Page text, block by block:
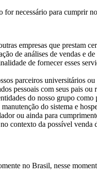
necessário para cumprir
empresas que prestam
de análises de vendas e
de fornecer esses
parceiros universitários
pessoais com seus pais
do nosso grupo
do sistema e
ou ainda para
contexto da possível venda
no Brasil, nesse